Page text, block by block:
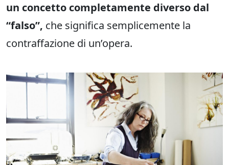
un concetto completamente diverso dal
“falso”, che significa semplicemente la
contraffazione di un’opera.